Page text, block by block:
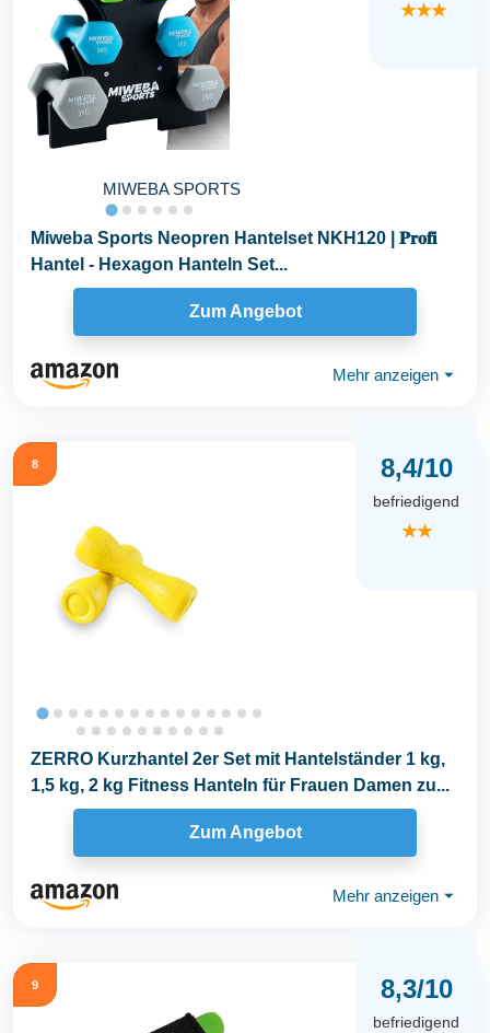
MIWEBA SPORTS
★★★
Miweba Sports Neopren Hantelset NKH120 | 𝐏𝐫𝐨𝐟𝐢
Hantel - Hexagon Hanteln Set...
Zum Angebot
Mehr anzeigen ⏷
8 8,4/10
befriedigend
★★
ZERRO Kurzhantel 2er Set mit Hantelständer 1 kg,
1,5 kg, 2 kg Fitness Hanteln für Frauen Damen zu...
Zum Angebot
Mehr anzeigen ⏷
9 8,3/10
befriedigend